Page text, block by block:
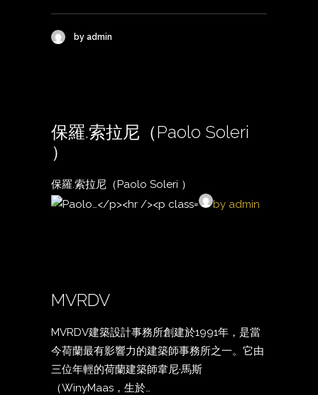
by admin
保羅.索拉尼（Paolo Soleri
）
保羅.索拉尼（Paolo Soleri ）
by admin
MVRDV
MVRDV建築設計事務所創建於1991年，是當
今荷蘭最有影響力的建築師事務所之一。它由
三位年輕的荷蘭建築師韋尼·馬斯
（WinyMaas，生於…